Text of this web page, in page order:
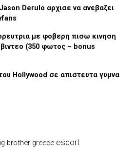
Derulo αρχισε να ανεβαζει
με φοβερη πισω κινηση
(350 φωτος – bonus
Hollywood σε απιστευτα γυμνα
brother greece escort